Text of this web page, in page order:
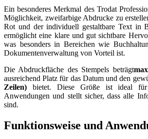
Ein besonderes Merkmal des Trodat
Möglichkeit, zweifarbige Abdrucke zu
Rot und der individuell gestaltbare Text in
ermöglicht eine klare und gut sichtbare
was besonders in Bereichen wie
Dokumentenverwaltung von Vorteil ist.
Die Abdruckfläche des Stempels beträgt
ausreichend Platz für das Datum und den
Zeilen) bietet. Diese Größe ist ideal
Anwendungen und stellt sicher, dass alle
sind.
Funktionsweise und